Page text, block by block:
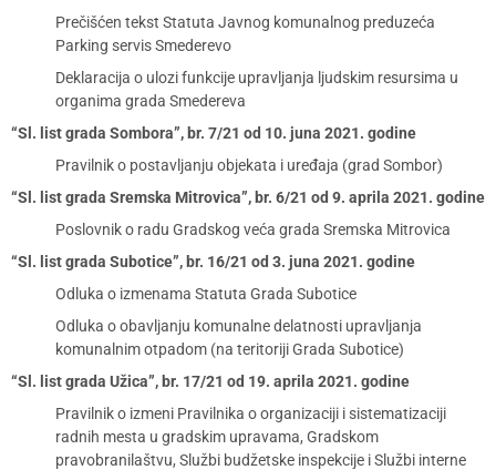
Prečišćen tekst Statuta Javnog komunalnog preduzeća
Parking servis Smederevo
Deklaracija o ulozi funkcije upravljanja ljudskim resursima u
organima grada Smedereva
“Sl. list grada Sombora”, br. 7/21 od 10. juna 2021. godine
Pravilnik o postavljanju objekata i uređaja (grad Sombor)
“Sl. list grada Sremska Mitrovica”, br. 6/21 od 9. aprila 2021. godine
Poslovnik o radu Gradskog veća grada Sremska Mitrovica
“Sl. list grada Subotice”, br. 16/21 od 3. juna 2021. godine
Odluka o izmenama Statuta Grada Subotice
Odluka o obavljanju komunalne delatnosti upravljanja
komunalnim otpadom (na teritoriji Grada Subotice)
“Sl. list grada Užica”, br. 17/21 od 19. aprila 2021. godine
Pravilnik o izmeni Pravilnika o organizaciji i sistematizaciji
radnih mesta u gradskim upravama, Gradskom
pravobranilaštvu, Službi budžetske inspekcije i Službi interne